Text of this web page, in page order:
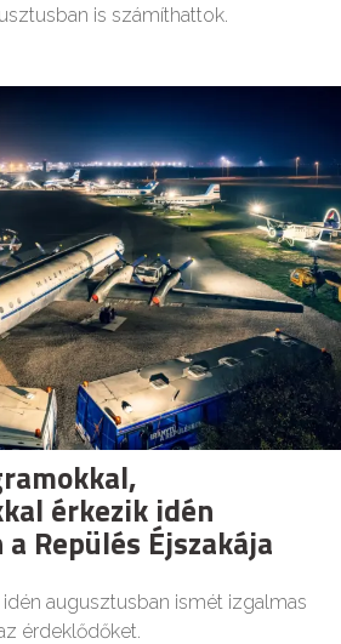
is számíthattok.
érkezik idén
Repülés Éjszakája
idén augusztusban ismét izgalmas
érdeklődőket.